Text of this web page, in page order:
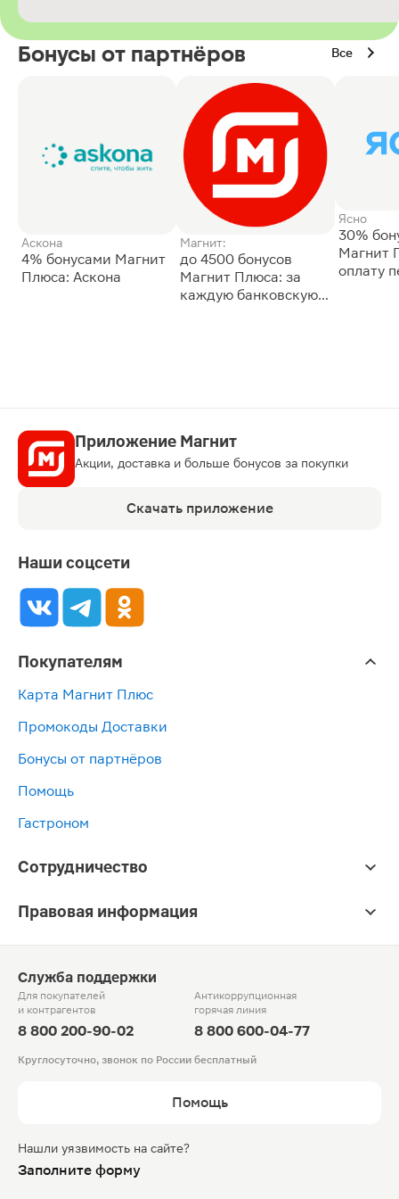
Бонусы от партнёров Все
Аскона
4% бонусами Магнит
Плюса: Аскона
Магнит:
до 4500 бонусов
Магнит Плюса: за
каждую банковскую
Ясно
30%
Магнит
оплату
Приложение Магнит
Акции, доставка и больше бонусов за покупки
Скачать приложение
Наши соцсети
Покупателям
Карта Магнит Плюс
Промокоды Доставки
Бонусы от партнёров
Помощь
Гастроном
Сотрудничество
Правовая информация
Служба поддержки
Для покупателей
и контрагентов
8 800 200-90-02
Антикоррупционная
горячая линия
8 800 600-04-77
Круглосуточно, звонок по России бесплатный
Помощь
Нашли уязвимость на сайте?
Заполните форму